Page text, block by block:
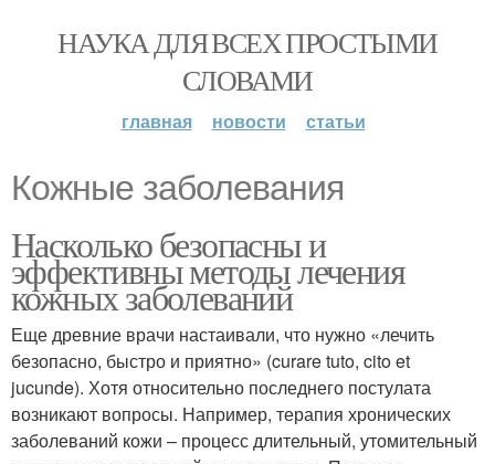
НАУКА ДЛЯ ВСЕХ ПРОСТЫМИ
СЛОВАМИ
главная новости статьи
Кожные заболевания
Насколько безопасны и
эффективны методы лечения
кожных заболеваний
Еще древние врачи настаивали, что нужно «лечить
безопасно, быстро и приятно» (curare tuto, cito et
jucunde). Хотя относительно последнего постулата
возникают вопросы. Например, терапия хронических
заболеваний кожи – процесс длительный, утомительный